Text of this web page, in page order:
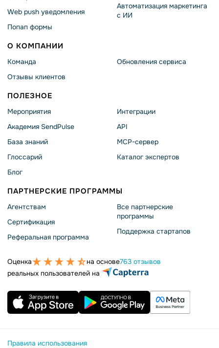
Web push уведомления
Попап формы
Автоматизация маркетинга
с ИИ
О КОМПАНИИ
Команда
Отзывы клиентов
Обновления сервиса
ПОЛЕЗНОЕ
Мероприятия
Академия SendPulse
База знаний
Глоссарий
Блог
Интеграции
API
MCP-сервер
Каталог экспертов
ПАРТНЕРСКИЕ ПРОГРАММЫ
Агентствам
Сертификация
Реферальная программа
Все партнерские
программы
Поддержка стартапов
Оценка на основе763 отзывов
реальных пользователей на
Правила использования